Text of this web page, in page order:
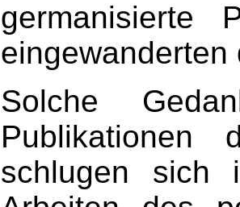
germanisierte
Solche
Publikationen
schlugen sich